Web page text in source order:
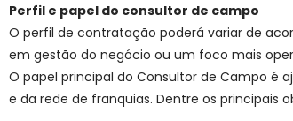
Perfil e papel do consultor de campo
O perfil de contratação poderá variar de
em gestão do negócio ou um foco mais
O papel principal do Consultor de Campo é
e da rede de franquias. Dentre os principais